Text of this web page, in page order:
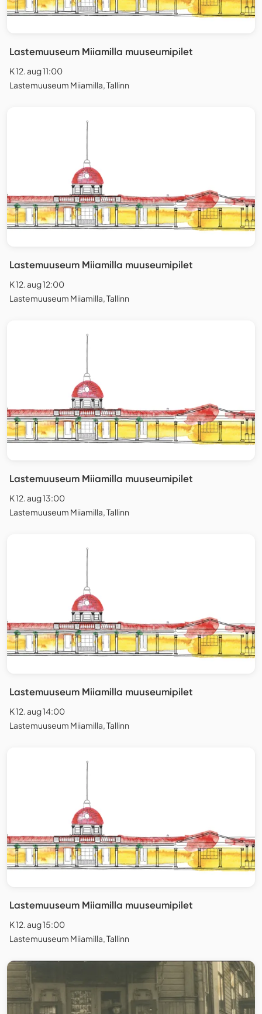
Lastemuuseum Miiamilla muuseumipilet
K 12. aug 11:00
Lastemuuseum Miiamilla, Tallinn
Lastemuuseum Miiamilla muuseumipilet
K 12. aug 12:00
Lastemuuseum Miiamilla, Tallinn
Lastemuuseum Miiamilla muuseumipilet
K 12. aug 13:00
Lastemuuseum Miiamilla, Tallinn
Lastemuuseum Miiamilla muuseumipilet
K 12. aug 14:00
Lastemuuseum Miiamilla, Tallinn
Lastemuuseum Miiamilla muuseumipilet
K 12. aug 15:00
Lastemuuseum Miiamilla, Tallinn